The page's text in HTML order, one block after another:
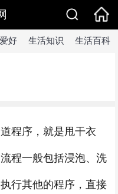
好 生活知识 生活百科
程序，就是甩干衣
程一般包括浸泡、洗
行其他的程序，直接